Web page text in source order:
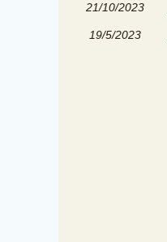
21/10/2023
19/5/2023